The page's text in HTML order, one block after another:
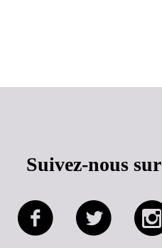
Suivez-nous sur